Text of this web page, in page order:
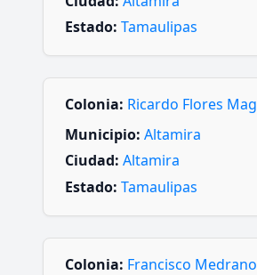
Estado: Tamaulipas
Colonia: Ricardo Flores
Municipio: Altamira
Ciudad: Altamira
Estado: Tamaulipas
Colonia: Francisco Medrano